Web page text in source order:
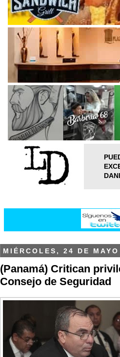
MIÉRCOLES, 24 DE
(Panamá) Critican
Consejo de Seguridad